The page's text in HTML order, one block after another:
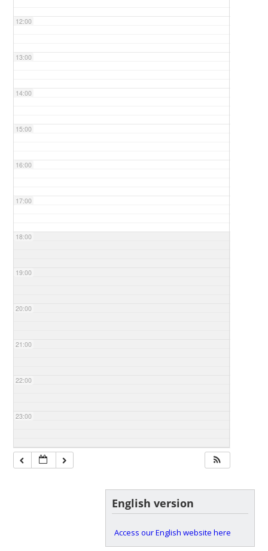
12:00
13:00
14:00
15:00
16:00
17:00
18:00
19:00
20:00
21:00
22:00
23:00
English version
Access our English website here